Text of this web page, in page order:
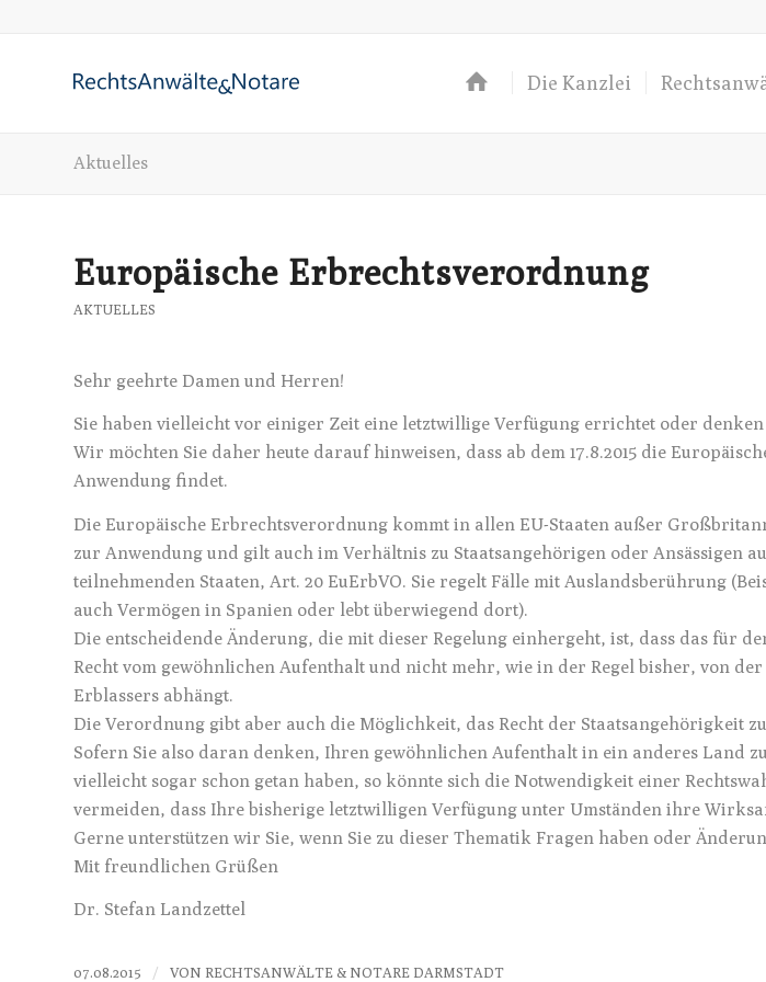
Die Kanzlei
Aktuelles
Europäische Erbrechtsverordnung
AKTUELLES
Sehr geehrte Damen und Herren!
Sie haben vielleicht vor einiger Zeit eine letztwillige Verfügung errichtet oder
Wir möchten Sie daher heute darauf hinweisen, dass ab dem 17.8.2015 die
Anwendung findet.
Die Europäische Erbrechtsverordnung kommt in allen EU-Staaten außer
zur Anwendung und gilt auch im Verhältnis zu Staatsangehörigen oder Ansässigen
teilnehmenden Staaten, Art. 20 EuErbVO. Sie regelt Fälle mit Auslandsberührung
auch Vermögen in Spanien oder lebt überwiegend dort).
Die entscheidende Änderung, die mit dieser Regelung einhergeht, ist, dass das für
Recht vom gewöhnlichen Aufenthalt und nicht mehr, wie in der Regel bisher, von
Erblassers abhängt.
Die Verordnung gibt aber auch die Möglichkeit, das Recht der Staatsangehörigkeit
Sofern Sie also daran denken, Ihren gewöhnlichen Aufenthalt in ein anderes Land
vielleicht sogar schon getan haben, so könnte sich die Notwendigkeit einer
vermeiden, dass Ihre bisherige letztwilligen Verfügung unter Umständen ihre
Gerne unterstützen wir Sie, wenn Sie zu dieser Thematik Fragen haben oder
Mit freundlichen Grüßen
Dr. Stefan Landzettel
07.08.2015 / VON RECHTSANWÄLTE & NOTARE DARMSTADT